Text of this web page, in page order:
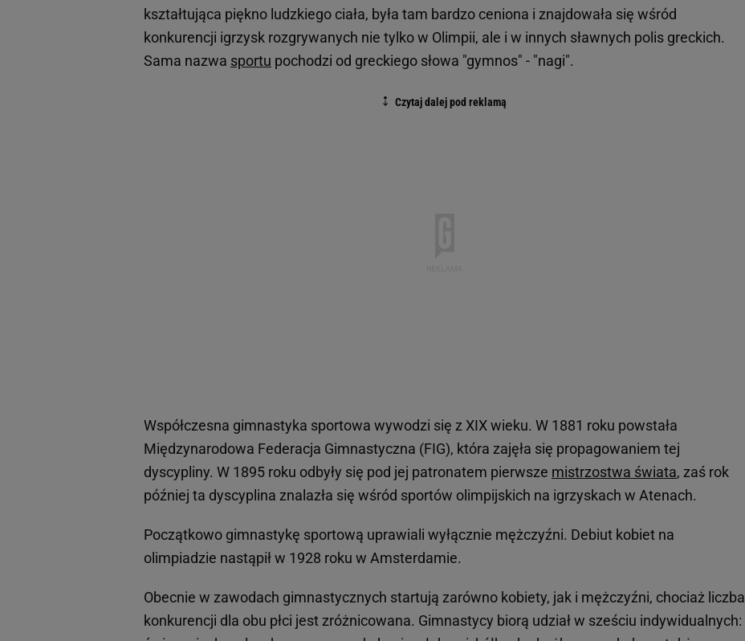
kształtująca piękno ludzkiego ciała, była tam bardzo ceniona i znajdowała się wśród
konkurencji igrzysk rozgrywanych nie tylko w Olimpii, ale i w innych sławnych polis greckich.
Sama nazwa sportu pochodzi od greckiego słowa "gymnos" - "nagi".
Współczesna gimnastyka sportowa wywodzi się z XIX wieku. W 1881 roku powstała
Międzynarodowa Federacja Gimnastyczna (FIG), która zajęła się propagowaniem tej
dyscypliny. W 1895 roku odbyły się pod jej patronatem pierwsze mistrzostwa świata, zaś rok
później ta dyscyplina znalazła się wśród sportów olimpijskich na igrzyskach w Atenach.
Początkowo gimnastykę sportową uprawiali wyłącznie mężczyźni. Debiut kobiet na
olimpiadzie nastąpił w 1928 roku w Amsterdamie.
Obecnie w zawodach gimnastycznych startują zarówno kobiety, jak i mężczyźni, chociaż liczba
konkurencji dla obu płci jest zróżnicowana. Gimnastycy biorą udział w sześciu indywidualnych: